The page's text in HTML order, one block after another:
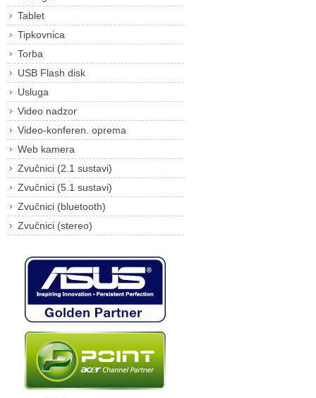
Tablet
Tipkovnica
Torba
USB Flash disk
Usluga
Video nadzor
Video-konferen. oprema
Web kamera
Zvučnici (2.1 sustavi)
Zvučnici (5.1 sustavi)
Zvučnici (bluetooth)
Zvučnici (stereo)